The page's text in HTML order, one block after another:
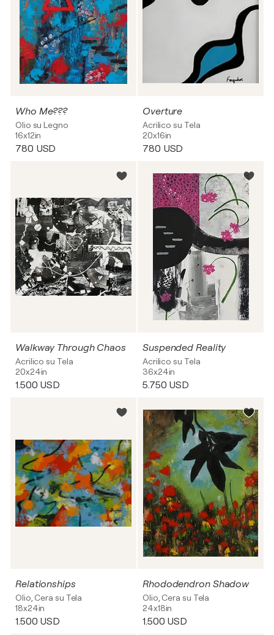
Who Me???
Olio su Legno
16x12in
780 USD
Overture
Acrilico su Tela
20x16in
780 USD
Walkway Through Chaos
Acrilico su Tela
20x24in
1.500 USD
Suspended Reality
Acrilico su Tela
36x24in
5.750 USD
Relationships
Olio, Cera su Tela
18x24in
1.500 USD
Rhododendron Shadow
Olio, Cera su Tela
24x18in
1.500 USD